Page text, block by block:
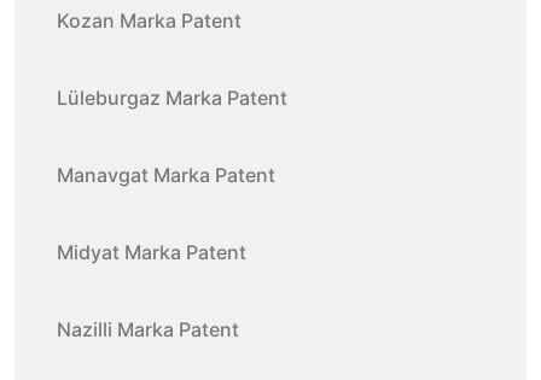
Kozan Marka Patent
Lüleburgaz Marka Patent
Manavgat Marka Patent
Midyat Marka Patent
Nazilli Marka Patent